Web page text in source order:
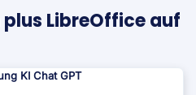
plus LibreOfficeauf